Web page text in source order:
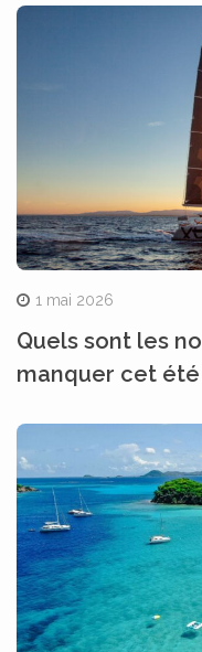
1 mai 2026
Quels sont les
manquer cet été